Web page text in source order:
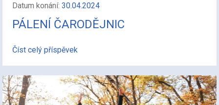
Datum konání: 30.04.2024
PÁLENÍ ČARODĚJNIC
Číst celý příspěvek